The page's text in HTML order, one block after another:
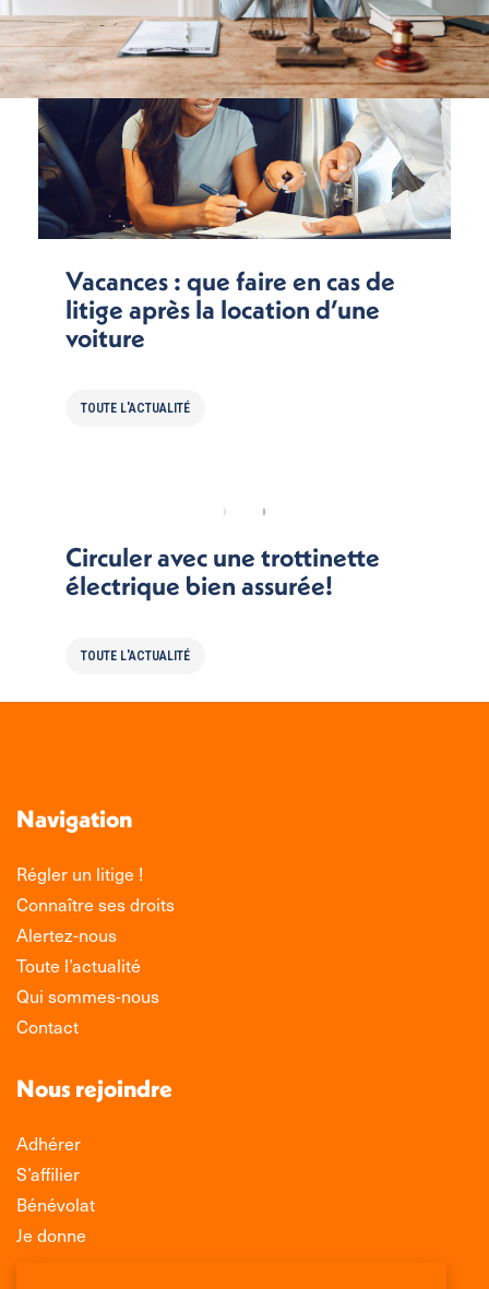
Vacances : que faire en cas de
litige après la location d’une
voiture
TOUTE L'ACTUALITÉ
Circuler avec une trottinette
électrique bien assurée!
TOUTE L'ACTUALITÉ
Navigation
Régler un litige !
Connaître ses droits
Alertez-nous
Toute l’actualité
Qui sommes-nous
Contact
Nous rejoindre
Adhérer
S’affilier
Bénévolat
Je donne